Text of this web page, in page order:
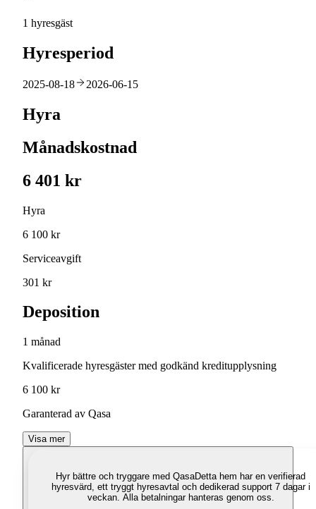
1 hyresgäst
Hyresperiod
2025-08-18 2026-06-15
Hyra
Månadskostnad
6 401 kr
Hyra
6 100 kr
Serviceavgift
301 kr
Deposition
1 månad
Kvalificerade hyresgäster med godkänd kreditupplysning
6 100 kr
Garanterad av Qasa
Visa mer
Hyr bättre och tryggare med QasaDetta hem har en verifierad
hyresvärd, ett tryggt hyresavtal och dedikerad support 7 dagar i
veckan. Alla betalningar hanteras genom oss.